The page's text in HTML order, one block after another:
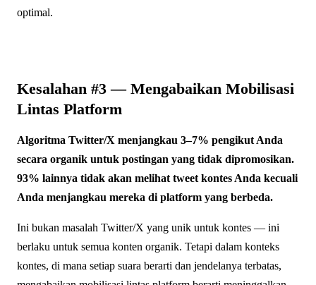
optimal.
Kesalahan #3 — Mengabaikan Mobilisasi
Lintas Platform
Algoritma Twitter/X menjangkau 3–7% pengikut Anda
secara organik untuk postingan yang tidak dipromosikan.
93% lainnya tidak akan melihat tweet kontes Anda kecuali
Anda menjangkau mereka di platform yang berbeda.
Ini bukan masalah Twitter/X yang unik untuk kontes — ini
berlaku untuk semua konten organik. Tetapi dalam konteks
kontes, di mana setiap suara berarti dan jendelanya terbatas,